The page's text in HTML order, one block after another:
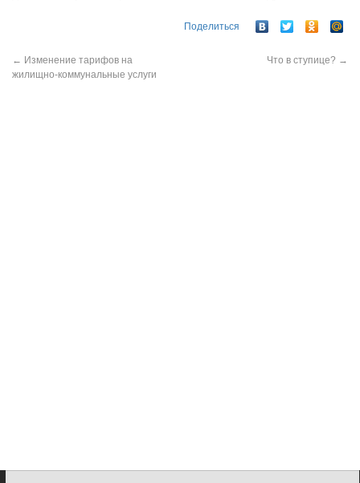
Поделиться
← Изменение тарифов на
жилищно-коммунальные услуги
Что в ступице? →